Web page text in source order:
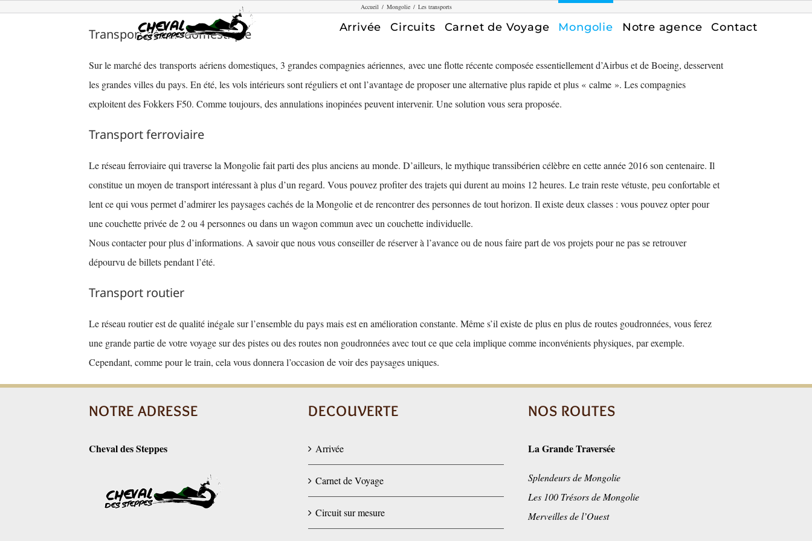
Arrivée Circuits Carnet de Voyage Mongolie Notre agence Contact
Accueil / Mongolie / Les transports
Transport aérien domestique
Sur le marché des transports aériens domestiques, 3 grandes compagnies aériennes, avec une flotte récente composée essentiellement d’Airbus et de Boeing, desservent
les grandes villes du pays. En été, les vols intérieurs sont réguliers et ont l’avantage de proposer une alternative plus rapide et plus « calme ». Les compagnies
exploitent des Fokkers F50. Comme toujours, des annulations inopinées peuvent intervenir. Une solution vous sera proposée.
Transport ferroviaire
Le réseau ferroviaire qui traverse la Mongolie fait parti des plus anciens au monde. D’ailleurs, le mythique transsibérien célèbre en cette année 2016 son centenaire. Il
constitue un moyen de transport intéressant à plus d’un regard. Vous pouvez profiter des trajets qui durent au moins 12 heures. Le train reste vétuste, peu confortable et
lent ce qui vous permet d’admirer les paysages cachés de la Mongolie et de rencontrer des personnes de tout horizon. Il existe deux classes : vous pouvez opter pour
une couchette privée de 2 ou 4 personnes ou dans un wagon commun avec un couchette individuelle.
Nous contacter pour plus d’informations. A savoir que nous vous conseiller de réserver à l’avance ou de nous faire part de vos projets pour ne pas se retrouver
dépourvu de billets pendant l’été.
Transport routier
Le réseau routier est de qualité inégale sur l’ensemble du pays mais est en amélioration constante. Même s’il existe de plus en plus de routes goudronnées, vous ferez
une grande partie de votre voyage sur des pistes ou des routes non goudronnées avec tout ce que cela implique comme inconvénients physiques, par exemple.
Cependant, comme pour le train, cela vous donnera l’occasion de voir des paysages uniques.
NOTRE ADRESSE
Cheval des Steppes
DECOUVERTE
Arrivée
Carnet de Voyage
Circuit sur mesure
NOS ROUTES
La Grande Traversée
Splendeurs de Mongolie
Les 100 Trésors de Mongolie
Merveilles de l’Ouest